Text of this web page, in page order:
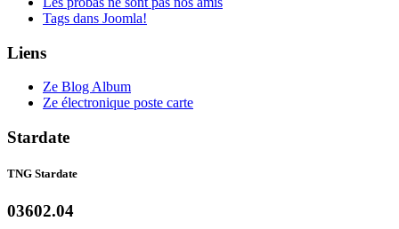
Tags dans Joomla!
Liens
Ze Blog Album
Ze électronique poste carte
Stardate
TNG Stardate
03602.04